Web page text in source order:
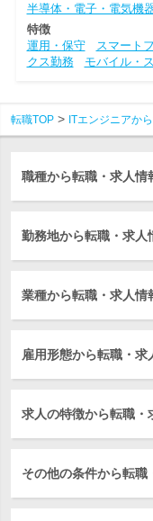
半導体・電子・電気機
特徴
運用・保守
スマート
クス勤務
モバイル・
転職TOP ITエンジニアか
職種から転職・求人情
勤務地から転職・求人
業種から転職・求人情
雇用形態から転職・求
求人の特徴から転職・
その他の条件から転職